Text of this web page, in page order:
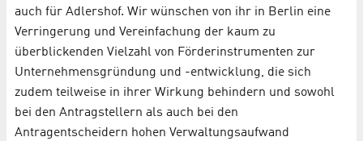
auch für Adlershof. Wir wünschen von ihr in Berlin eine
Verringerung und Vereinfachung der kaum zu
überblickenden Vielzahl von Förderinstrumenten zur
Unternehmensgründung und -entwicklung, die sich
zudem teilweise in ihrer Wirkung behindern und sowohl
bei den Antragstellern als auch bei den
Antragentscheidern hohen Verwaltungsaufwand